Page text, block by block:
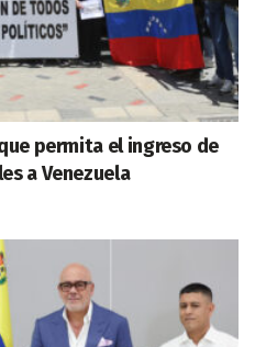
permita el ingreso de
a Venezuela